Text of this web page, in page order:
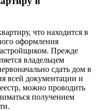
что находится в
оформления
Прежде
владельцем
сдать дом в
всей документации и
можно проводить
получением